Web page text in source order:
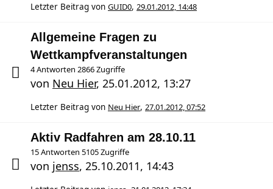
Letzter Beitrag von GUID0, 29.01.2012, 14:48
Allgemeine Fragen zu
Wettkampfveranstaltungen
4 Antworten 2866 Zugriffe
von Neu Hier, 25.01.2012, 13:27
Letzter Beitrag von Neu Hier, 27.01.2012, 07:52
Aktiv Radfahren am 28.10.11
15 Antworten 5105 Zugriffe
von jenss, 25.10.2011, 14:43